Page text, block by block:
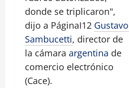
donde se triplicaron",
dijo a PáginaI12 Gustavo
Sambucetti, director de
la cámara argentina de
comercio electrónico
(Cace).